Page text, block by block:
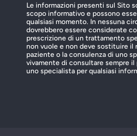
Le informazioni presenti sul Sito
scopo informativo e possono
qualsiasi momento. In nessuna
dovrebbero essere considerate
prescrizione di un trattamento
non vuole e non deve sostituire
paziente o la consulenza di uno
vivamente di consultare sempre
uno specialista per qualsiasi